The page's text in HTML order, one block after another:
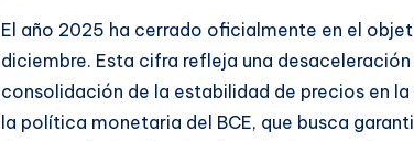
El año 2025 ha cerrado oficialmente en el
diciembre. Esta cifra refleja una
consolidación de la estabilidad de precios en
la política monetaria del BCE, que busca